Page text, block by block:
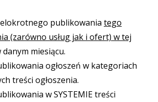
publikowania tego
(zarówno usług jak i ofert) w tej
danym miesiącu.
ogłoszeń w kategoriach
treści ogłoszenia.
w SYSTEMIE treści